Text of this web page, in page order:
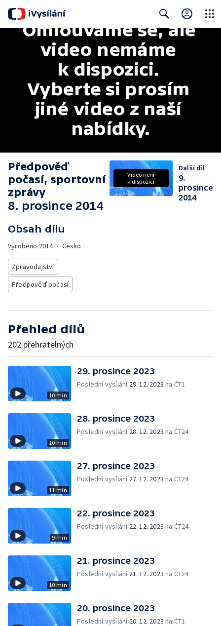
Search
Omlouváme se, ale
video nemáme
k dispozici.
Vyberte si prosím
jiné video z naší
nabídky.
Předpověď
počasí, sportovní
zprávy
8. prosince 2014
Obsah dílu
Vyrobeno 2014• Česko
Zpravodajství
Předpověď počasí
Video není
k dispozici
Další díl
9.
prosince
2014
Přehled dílů
202 přehratelných
10 min
29. prosince 2023
Poslední vysílání 29. 12. 2023 na ČT1
10 min
28. prosince 2023
Poslední vysílání 28. 12. 2023 na ČT24
11 min
27. prosince 2023
Poslední vysílání 27. 12. 2023 na ČT24
9 min
22. prosince 2023
Poslední vysílání 22. 12. 2023 na ČT24
10 min
21. prosince 2023
Poslední vysílání 21. 12. 2023 na ČT24
20. prosince 2023
Poslední vysílání 20. 12. 2023 na ČT1